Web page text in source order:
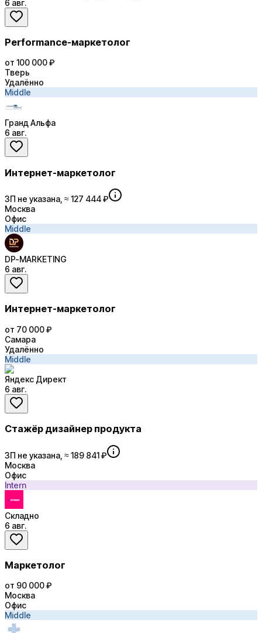
6 авг.
Performance-маркетолог
от 100 000 ₽
Тверь
Удалённо
Middle
Гранд Альфа
6 авг.
Интернет-маркетолог
ЗП не указана, ≈ 127 444 ₽
Москва
Офис
Middle
DP-MARKETING
6 авг.
Интернет-маркетолог
от 70 000 ₽
Самара
Удалённо
Middle
Яндекс Директ
6 авг.
Стажёр дизайнер продукта
ЗП не указана, ≈ 189 841 ₽
Москва
Офис
Intern
Складно
6 авг.
Маркетолог
от 90 000 ₽
Москва
Офис
Middle